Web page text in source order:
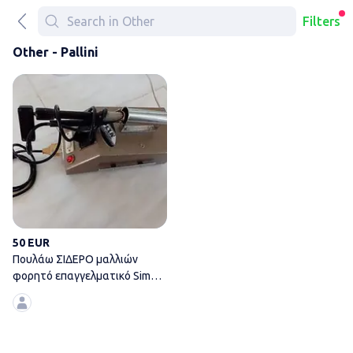
Filters
Other - Pallini
50 EUR
Πουλάω ΣΙΔΕΡΟ μαλλιών
φορητό επαγγελματικό Simun
Capilustro